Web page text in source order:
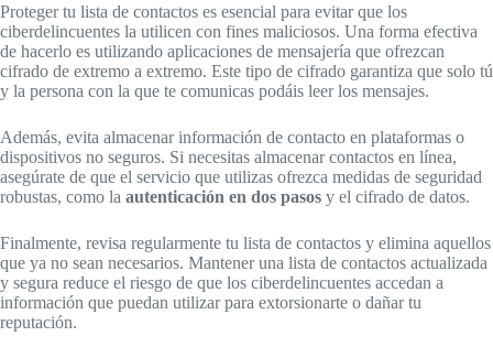
Proteger tu lista de contactos es esencial para evitar que los
ciberdelincuentes la utilicen con fines maliciosos. Una forma efectiva
de hacerlo es utilizando aplicaciones de mensajería que ofrezcan
cifrado de extremo a extremo. Este tipo de cifrado garantiza que solo tú
y la persona con la que te comunicas podáis leer los mensajes.
Además, evita almacenar información de contacto en plataformas o
dispositivos no seguros. Si necesitas almacenar contactos en línea,
asegúrate de que el servicio que utilizas ofrezca medidas de seguridad
robustas, como la autenticación en dos pasos y el cifrado de datos.
Finalmente, revisa regularmente tu lista de contactos y elimina aquellos
que ya no sean necesarios. Mantener una lista de contactos actualizada
y segura reduce el riesgo de que los ciberdelincuentes accedan a
información que puedan utilizar para extorsionarte o dañar tu
reputación.